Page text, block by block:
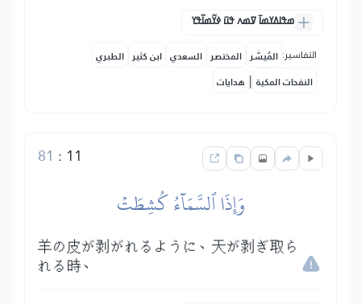
ߘߟߊߡߌߘߊ߫ ߜߘߍ ߟߎ߫ ߦߌ߬ߘߊ߬ߟߌ
التفاسير: المُيسَّر المختصر السعدي ابن كثير الطبري
النفحات المكية | هدايات
11
:
81
وَإِذَا ٱلسَّمَآءُ كُشِطَتۡ
羊の皮が剥がれるように、天が剥ぎ取ら
れる時、